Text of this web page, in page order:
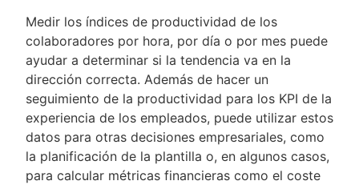
Medir los índices de productividad de los
colaboradores por hora, por día o por mes puede
ayudar a determinar si la tendencia va en la
dirección correcta. Además de hacer un
seguimiento de la productividad para los KPI de la
experiencia de los empleados, puede utilizar estos
datos para otras decisiones empresariales, como
la planificación de la plantilla o, en algunos casos,
para calcular métricas financieras como el coste